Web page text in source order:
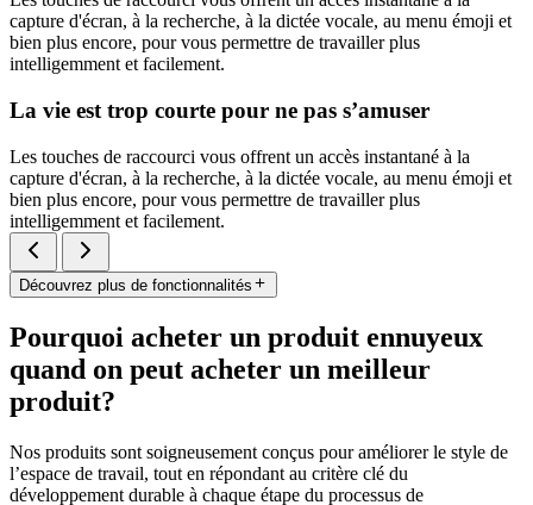
capture d'écran, à la recherche, à la dictée vocale, au menu émoji et
bien plus encore, pour vous permettre de travailler plus
intelligemment et facilement.
La vie est trop courte pour ne pas s’amuser
Les touches de raccourci vous offrent un accès instantané à la
capture d'écran, à la recherche, à la dictée vocale, au menu émoji et
bien plus encore, pour vous permettre de travailler plus
intelligemment et facilement.
Découvrez plus de fonctionnalités
Pourquoi acheter un produit ennuyeux
quand on peut acheter un meilleur
produit?
Nos produits sont soigneusement conçus pour améliorer le style de
l’espace de travail, tout en répondant au critère clé du
développement durable à chaque étape du processus de